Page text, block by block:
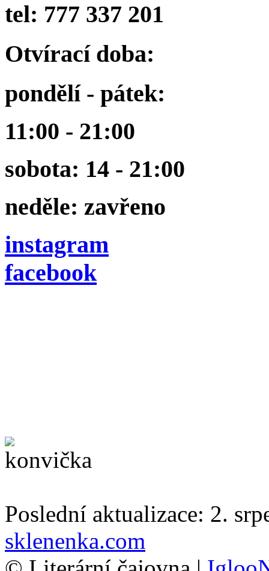
tel: 777 337 201
Otvírací doba:
pondělí - pátek:
11:00 - 21:00
sobota: 14 - 21:00
neděle: zavřeno
instagram
facebook
Poslední aktualizace: 2.
sklenenka.com